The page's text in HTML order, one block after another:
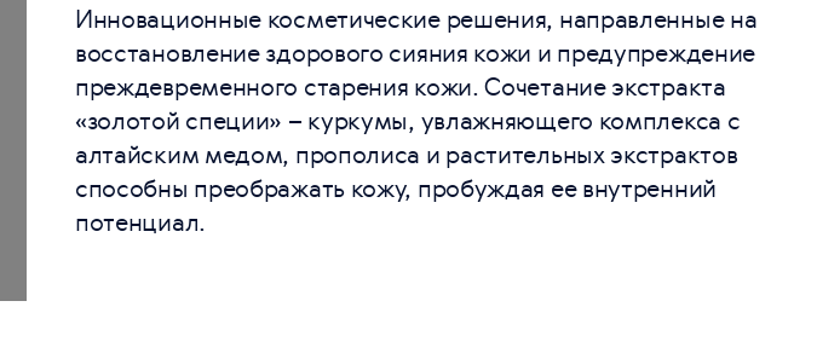
Инновационные косметические решения, направленные на
восстановление здорового сияния кожи и предупреждение
преждевременного старения кожи. Сочетание экстракта
«золотой специи» – куркумы, увлажняющего комплекса с
алтайским медом, прополиса и растительных экстрактов
способны преображать кожу, пробуждая ее внутренний
потенциал.